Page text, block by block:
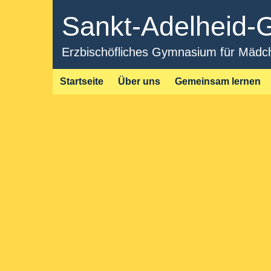
Sankt-Adelheid-
Erzbischöfliches Gymnasium für
Startseite Über uns Gemeinsam lernen